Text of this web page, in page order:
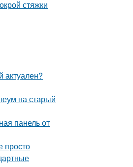
стяжки
актуален?
на старый
панель от
просто